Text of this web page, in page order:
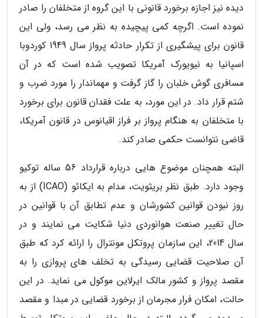
دیده نیز اجازه برخورد قانونی با این گروه از متخلفان را صادر
نموده است. اگرچه کمی پیچیده به نظر می رسد، ولی این
قانون برای پیشگیری از تکرار حادثه پرواز سال 1949 کوردوبا
اسپانیا به نیویورک آمریکا تصویب شده است که در آن
مسافری گوش خلبان را گاز گرفت و مهماندار را مورد ضرب و
شتم قرار داد. در این مورد، به علت فقدان قانون برای برخورد
با متخلفان به هنگام پرواز بر فراز اقیانوس در قانون آمریکا،
قاضی نتوانست حکمی صادر کند.
البته همچنان موضوع هایی درباره قرارداد 56 ساله توکیو
وجود دارد. طبق نظر بریثویت، مدام به ایکائو (ICAO) از به
روز نبودن قوانین کشورشان و عدم تطابق آن با قوانین در
حال تغییر صنعت هوانوردی دنیا شکایت می نمایند و در
سال 2014، این سازمان پروتکل مونترال را ارائه کرد که طبق
آن صلاحیت قضایی رسیدگی به تخلف های پروازی را به
مقصد پرواز و کشور مالک ایرلاین موکول می نماید. در این
حالت، امکان فرار مجرمان از برخورد قضایی در مبدا و مقصد